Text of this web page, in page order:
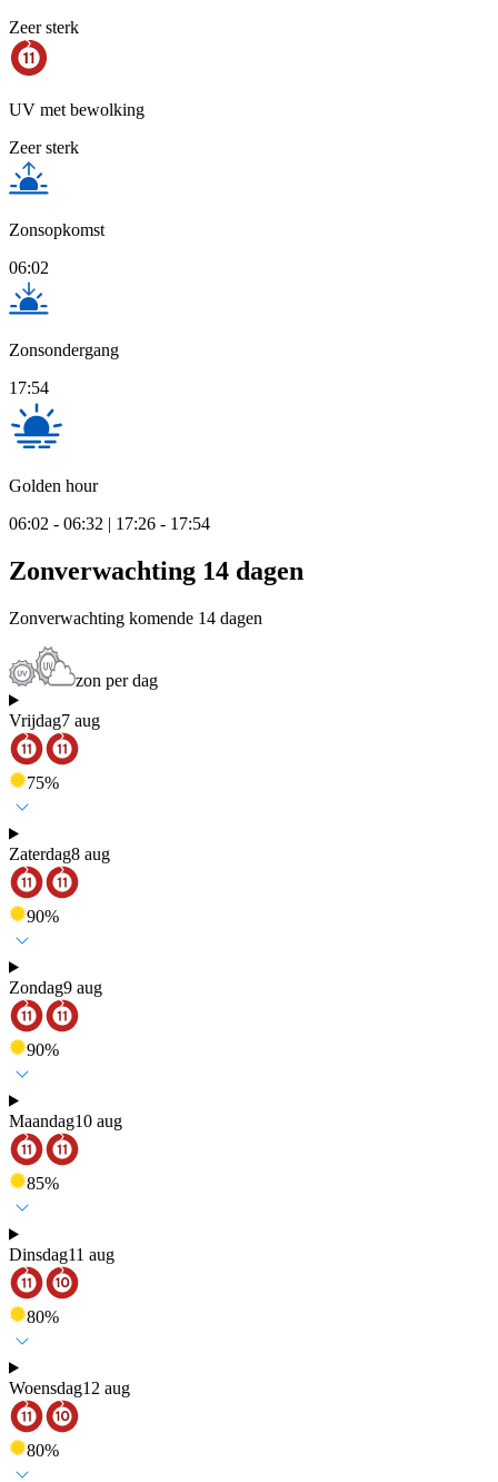
Zeer sterk
UV met bewolking
Zeer sterk
Zonsopkomst
06:02
Zonsondergang
17:54
Golden hour
06:02 - 06:32 | 17:26 - 17:54
Zonverwachting 14 dagen
Zonverwachting komende 14 dagen
zon per dag
Vrijdag7 aug
75%
Zaterdag8 aug
90%
Zondag9 aug
90%
Maandag10 aug
85%
Dinsdag11 aug
80%
Woensdag12 aug
80%